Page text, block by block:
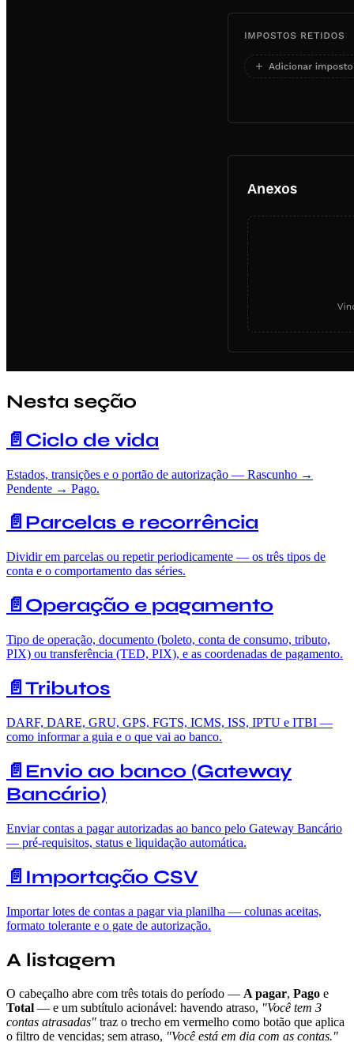
Nesta seção
📄️ Ciclo de vida
Estados, transições e o portão de autorização — Rascunho →
Pendente → Pago.
📄️ Parcelas e recorrência
Dividir em parcelas ou repetir periodicamente — os três tipos de
conta e o comportamento das séries.
📄️ Operação e pagamento
Tipo de operação, documento (boleto, conta de consumo, tributo,
PIX) ou transferência (TED, PIX), e as coordenadas de pagamento.
📄️Tributos
DARF, DARE, GRU, GPS, FGTS, ICMS, ISS, IPTU e ITBI —
como informar a guia e o que vai ao banco.
📄️ Envio ao banco (Gateway
Bancário)
Enviar contas a pagar autorizadas ao banco pelo Gateway Bancário
— pré-requisitos, status e liquidação automática.
📄️ Importação CSV
Importar lotes de contas a pagar via planilha — colunas aceitas,
formato tolerante e o gate de autorização.
A listagem
O cabeçalho abre com três totais do período — A pagar, Pago e
Total — e um subtítulo acionável: havendo atraso, "Você tem 3
contas atrasadas" traz o trecho em vermelho como botão que aplica
o filtro de vencidas; sem atraso, "Você está em dia com as contas."